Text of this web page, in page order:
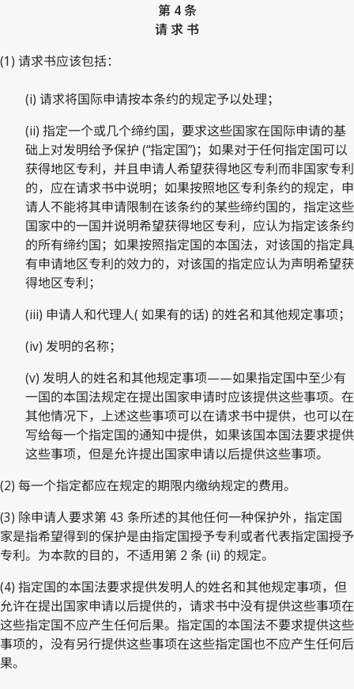
第 4 条
请 求 书
(1) 请求书应该包括：
(i) 请求将国际申请按本条约的规定予以处理；
(ii) 指定一个或几个缔约国，要求这些国家在国际申请的基
础上对发明给予保护 (“指定国”)；如果对于任何指定国可以
获得地区专利，并且申请人希望获得地区专利而非国家专利
的，应在请求书中说明；如果按照地区专利条约的规定，申
请人不能将其申请限制在该条约的某些缔约国的，指定这些
国家中的一国并说明希望获得地区专利，应认为指定该条约
的所有缔约国；如果按照指定国的本国法，对该国的指定具
有申请地区专利的效力的，对该国的指定应认为声明希望获
得地区专利；
(iii) 申请人和代理人( 如果有的话) 的姓名和其他规定事项；
(iv) 发明的名称；
(v) 发明人的姓名和其他规定事项——如果指定国中至少有
一国的本国法规定在提出国家申请时应该提供这些事项。在
其他情况下，上述这些事项可以在请求书中提供，也可以在
写给每一个指定国的通知中提供，如果该国本国法要求提供
这些事项，但是允许提出国家申请以后提供这些事项。
(2) 每一个指定都应在规定的期限内缴纳规定的费用。
(3) 除申请人要求第 43 条所述的其他任何一种保护外，指定国
家是指希望得到的保护是由指定国授予专利或者代表指定国授予
专利。为本款的目的，不适用第 2 条 (ii) 的规定。
(4) 指定国的本国法要求提供发明人的姓名和其他规定事项，但
允许在提出国家申请以后提供的，请求书中没有提供这些事项在
这些指定国不应产生任何后果。指定国的本国法不要求提供这些
事项的，没有另行提供这些事项在这些指定国也不应产生任何后
果。